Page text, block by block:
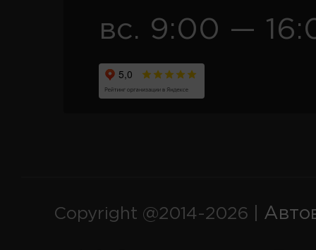
вс. 9:00 —
Copyright @2014-2026 |